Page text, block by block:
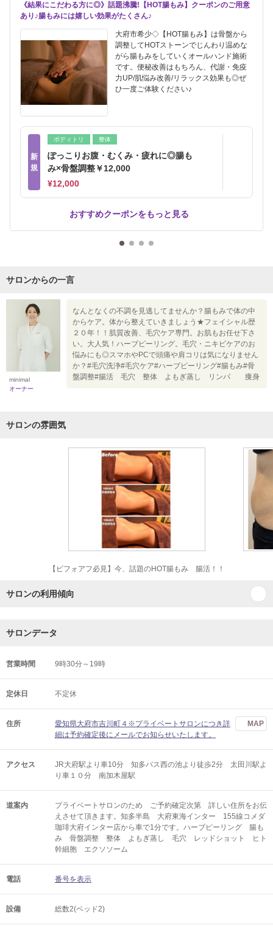
《結果にこだわる方に◎》話題沸騰!【HOT腸もみ】クーポンのご用意
あり♪腸もみには嬉しい効果がたくさん♪
大府市希少◇【HOT腸もみ】は骨盤から
調整してHOTストーンでじんわり温めな
がら腸もみをしていくオールハンド施術
です。便秘改善はもちろん、代謝・免疫
力UP/肌悩み改善/リラックス効果も◎ぜ
ひ一度ご体験ください♪
新
規
ボディトリ 整体
ぽっこりお腹・むくみ・疲れに◎腸も
み×骨盤調整￥12,000
¥12,000
おすすめクーポンをもっと見る
サロンからの一言
minimal
オーナー
なんとなくの不調を見逃してませんか？腸もみで体の中
からケア。体から整えていきましょう★フェイシャル歴
２０年！！肌質改善、毛穴ケア専門。お肌もお任せ下さ
い。大人気！ハーブピーリング。毛穴・ニキビケアのお
悩みにも◎スマホやPCで頭痛や肩コリは気になりません
か？#毛穴洗浄#毛穴ケア#ハーブピーリング#腸もみ#骨
盤調整#腸活 毛穴 整体 よもぎ蒸し リンパ 痩身
サロンの雰囲気
【ビフォアフ必見】今、話題のHOT腸もみ 腸活！！
サロンの利用傾向
サロンデータ
営業時間 9時30分～19時
定休日 不定休
住所
愛知県大府市吉川町４※プライベートサロンにつき詳
細は予約確定後にメールでお知らせいたします。
MAP
アクセス
JR大府駅より車10分 知多バス西の池より徒歩2分 太田川駅よ
り車１０分 南加木屋駅
道案内
プライベートサロンのため ご予約確定次第 詳しい住所をお伝
えさせて頂きます。知多半島 大府東海インター 155線コメダ
珈琲大府インター店から車で1分です。ハーブピーリング 腸も
み 骨盤調整 整体 よもぎ蒸し 毛穴 レッドショット ヒト
幹細胞 エクソソーム
電話 番号を表示
設備 総数2(ベッド2)